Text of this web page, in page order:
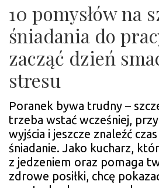
10 pomysłów na
śniadania do
zacząć dzień
stresu
Poranek bywa trudny –
trzeba wstać wcześniej,
wyjścia i jeszcze znaleźć
śniadanie. Jako kucharz,
z jedzeniem oraz pomaga
zdrowe posiłki, chcę